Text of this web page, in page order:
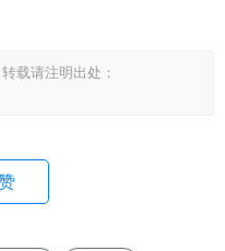
载请注明出处：